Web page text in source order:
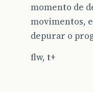
momento de
movimentos,
depurar o
flw, t+